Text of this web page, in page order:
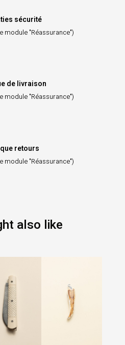
sécurité
module "Réassurance")
de livraison
module "Réassurance")
retours
module "Réassurance")
also like